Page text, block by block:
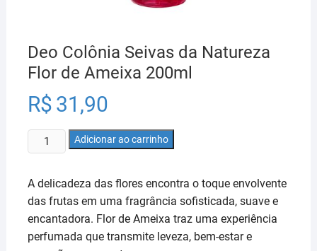
Deo Colônia Seivas da Natureza
Flor de Ameixa 200ml
R$ 31,90
A delicadeza das flores encontra o toque envolvente
das frutas em uma fragrância sofisticada, suave e
encantadora. Flor de Ameixa traz uma experiência
perfumada que transmite leveza, bem-estar e
Deo
Colônia
da
Natureza
Flor
de
Adicionar ao carrinho